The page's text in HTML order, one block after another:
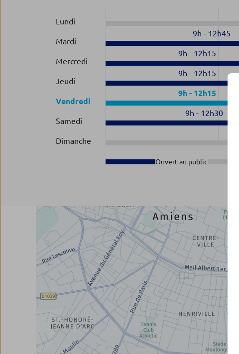
Lundi
Mardi
9h - 12h45
Mercredi
9h - 12h15
Jeudi
9h - 12h15
Vendredi
9h - 12h15
Samedi
9h - 12h30
Dimanche
Ouvert au public